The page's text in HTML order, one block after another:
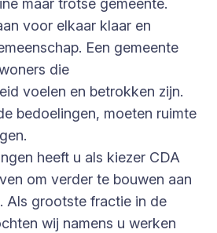
maar trotse gemeente.
voor elkaar klaar en
Een gemeente
die
voelen en betrokken zijn.
bedoelingen, moeten ruimte
heeft u als kiezer CDA
om verder te bouwen aan
Als grootste fractie in de
wij namens u werken